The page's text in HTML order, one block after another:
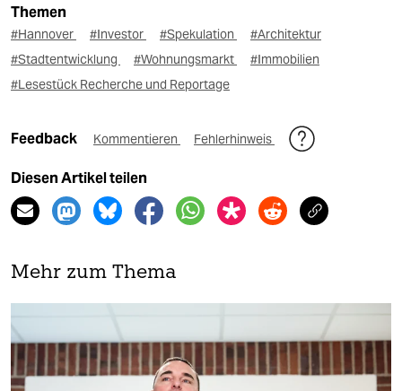
Themen
#Hannover #Investor #Spekulation
#Architektur
#Stadtentwicklung
#Wohnungsmarkt
#Immobilien
#Lesestück Recherche und Reportage
Feedback Kommentieren Fehlerhinweis
Diesen Artikel teilen
Mehr zum Thema